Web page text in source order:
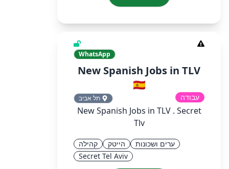
WhatsApp
New Spanish Jobs in TLV
🇪🇸
עבודה תל אביב
New Spanish Jobs in TLV . Secret
Tlv
ערים ושכונות הייטק
קהילה
Secret Tel Aviv